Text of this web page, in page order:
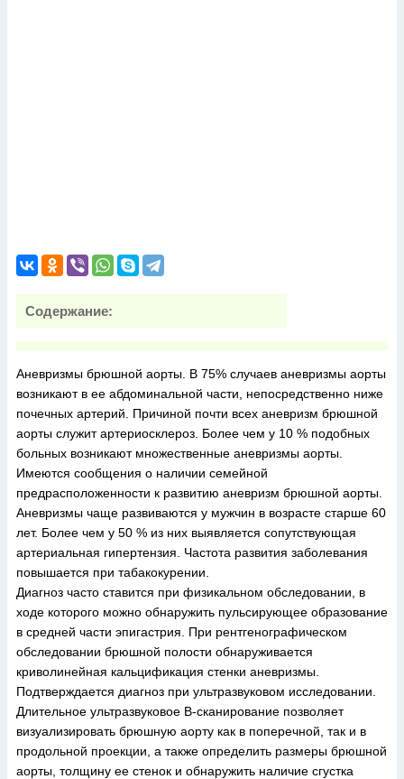
Содержание:
Аневризмы брюшной аорты. В 75% случаев аневризмы аорты
возникают в ее абдоминальной части, непосредственно ниже
почечных артерий. Причиной почти всех аневризм брюшной
аорты служит артериосклероз. Более чем у 10 % подобных
больных возникают множественные аневризмы аорты.
Имеются сообщения о наличии семейной
предрасположенности к развитию аневризм брюшной аорты.
Аневризмы чаще развиваются у мужчин в возрасте старше 60
лет. Более чем у 50 % из них выявляется сопутствующая
артериальная гипертензия. Частота развития заболевания
повышается при табакокурении.
Диагноз часто ставится при физикальном обследовании, в
ходе которого можно обнаружить пульсирующее образование
в средней части эпигастрия. При рентгенографическом
обследовании брюшной полости обнаруживается
криволинейная кальцификация стенки аневризмы.
Подтверждается диагноз при ультразвуковом исследовании.
Длительное ультразвуковое В-сканирование позволяет
визуализировать брюшную аорту как в поперечной, так и в
продольной проекции, а также определить размеры брюшной
аорты, толщину ее стенок и обнаружить наличие сгустка